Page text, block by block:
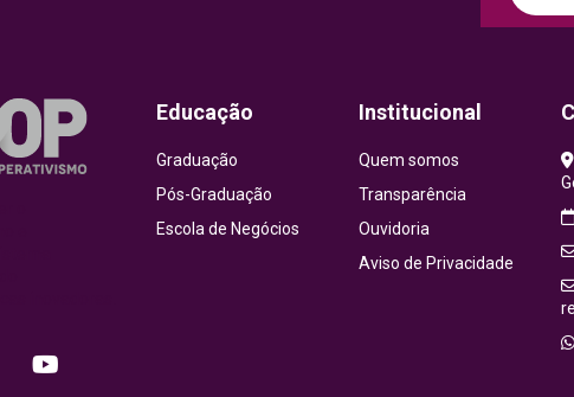
Educação
Graduação
Pós-Graduação
Escola de Negócios
Institucional
Quem somos
Transparência
Ouvidoria
Aviso de Privacidade